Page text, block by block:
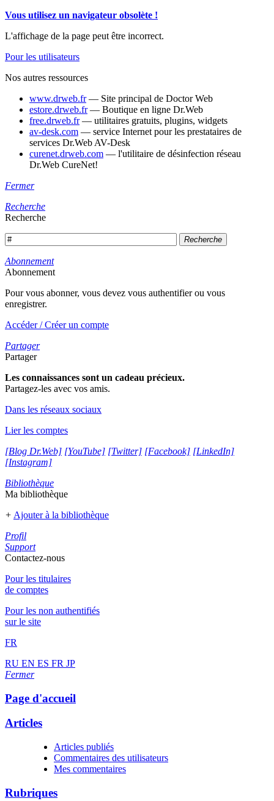
Vous utilisez un navigateur obsolète !
L'affichage de la page peut être incorrect.
Pour les utilisateurs
Nos autres ressources
www.drweb.fr— Site principal de Doctor Web
estore.drweb.fr— Boutique en ligne Dr.Web
free.drweb.fr— utilitaires gratuits, plugins, widgets
av-desk.com — service Internet pour les prestataires de
services Dr.Web AV-Desk
curenet.drweb.com — l'utilitaire de désinfection réseau
Dr.Web CureNet!
Fermer
Recherche
Recherche
Recherche
Abonnement
Abonnement
Pour vous abonner, vous devez vous authentifier ou vous
enregistrer.
Accéder / Créer un compte
Partager
Partager
Les connaissances sont un cadeau précieux.
Partagez-les avec vos amis.
Dans les réseaux sociaux
Lier les comptes
[Blog Dr.Web] [YouTube] [Twitter] [Facebook] [LinkedIn]
[Instagram]
Bibliothèque
Ma bibliothèque
+ Ajouter à la bibliothèque
Profil
Support
Contactez-nous
Pour les titulaires
de comptes
Pour les non authentifiés
sur le site
FR
RU EN ES FR JP
Fermer
Page d'accueil
Articles
Articles publiés
Commentaires des utilisateurs
Mes commentaires
Rubriques